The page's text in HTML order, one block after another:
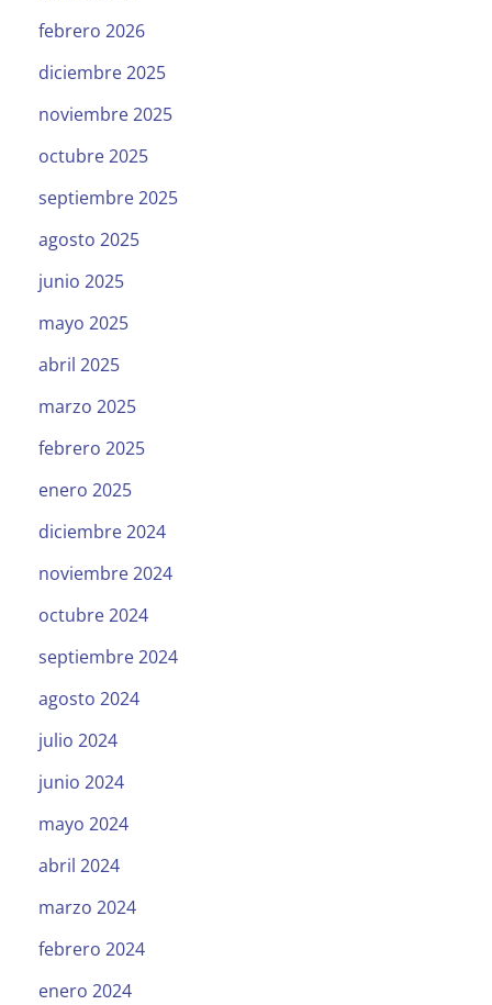
febrero 2026
diciembre 2025
noviembre 2025
octubre 2025
septiembre 2025
agosto 2025
junio 2025
mayo 2025
abril 2025
marzo 2025
febrero 2025
enero 2025
diciembre 2024
noviembre 2024
octubre 2024
septiembre 2024
agosto 2024
julio 2024
junio 2024
mayo 2024
abril 2024
marzo 2024
febrero 2024
enero 2024